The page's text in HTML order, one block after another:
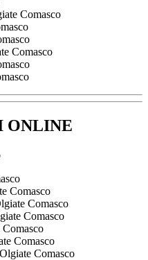
Comasco
Comasco
ONLINE
Comasco
Comasco
Comasco
Comasco
Comasco